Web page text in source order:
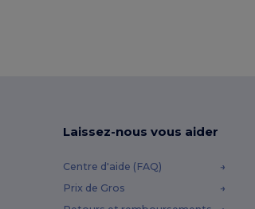
Laissez-nous vous aider
Centre d'aide (FAQ)
Prix de Gros